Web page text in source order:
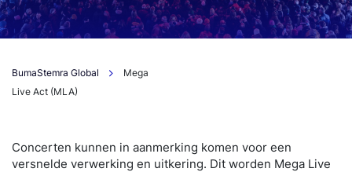
BumaStemra Global
Mega
Live Act (MLA)
Concerten kunnen in aanmerking komen voor een
versnelde verwerking en uitkering. Dit worden Mega Live